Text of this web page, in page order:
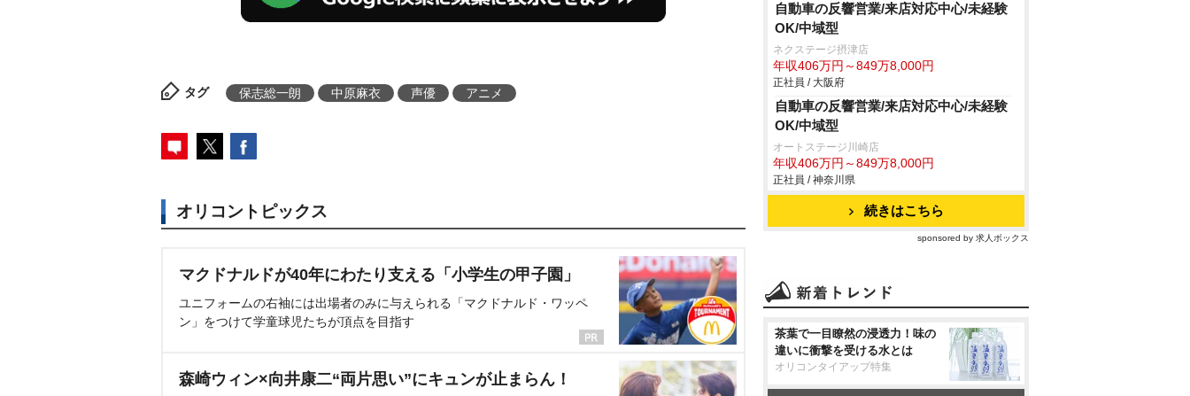
タグ 保志総一朗 中原麻衣 声優 アニメ
オリコントピックス
マクドナルドが40年にわたり支える「小学生の甲子園」
ユニフォームの右袖には出場者のみに与えられる「マクドナルド・ワッペ
ン」をつけて学童球児たちが頂点を目指す
森崎ウィン×向井康二“両片思い”にキュンが止まらん！
自動車の反響営業/来店対応中心/未経験
OK/中域型
ネクステージ摂津店
年収406万円～849万8,000円
正社員 / 大阪府
自動車の反響営業/来店対応中心/未経験
OK/中域型
オートステージ川崎店
年収406万円～849万8,000円
正社員 / 神奈川県
続きはこちら
sponsored by 求人ボックス
茶葉で一目瞭然の浸透力！味の
違いに衝撃を受ける水とは
オリコンタイアップ特集